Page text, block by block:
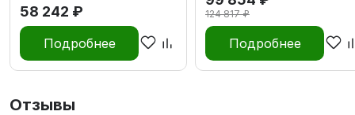
58 242 ₽
Подробнее
124 817 ₽
Подробнее
Отзывы